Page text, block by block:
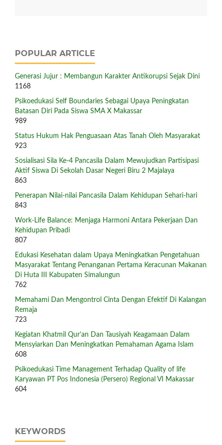
POPULAR ARTICLE
Generasi Jujur : Membangun Karakter Antikorupsi Sejak Dini
1168
Psikoedukasi Self Boundaries Sebagai Upaya Peningkatan
Batasan Diri Pada Siswa SMA X Makassar
989
Status Hukum Hak Penguasaan Atas Tanah Oleh Masyarakat
923
Sosialisasi Sila Ke-4 Pancasila Dalam Mewujudkan Partisipasi
Aktif Siswa Di Sekolah Dasar Negeri Biru 2 Majalaya
863
Penerapan Nilai-nilai Pancasila Dalam Kehidupan Sehari-hari
843
Work-Life Balance: Menjaga Harmoni Antara Pekerjaan Dan
Kehidupan Pribadi
807
Edukasi Kesehatan dalam Upaya Meningkatkan Pengetahuan
Masyarakat Tentang Penanganan Pertama Keracunan Makanan
Di Huta III Kabupaten Simalungun
762
Memahami Dan Mengontrol Cinta Dengan Efektif Di Kalangan
Remaja
723
Kegiatan Khatmil Qur’an Dan Tausiyah Keagamaan Dalam
Mensyiarkan Dan Meningkatkan Pemahaman Agama Islam
608
Psikoedukasi Time Management Terhadap Quality of life
Karyawan PT Pos Indonesia (Persero) Regional VI Makassar
604
KEYWORDS